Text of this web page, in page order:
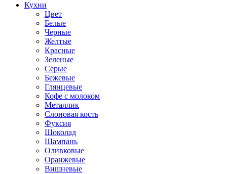
Кухни
Цвет
Белые
Черные
Желтые
Красные
Зеленые
Серые
Бежевые
Глянцевые
Кофе с молоком
Металлик
Слоновая кость
Фуксия
Шоколад
Шампань
Оливковые
Оранжевые
Вишневые